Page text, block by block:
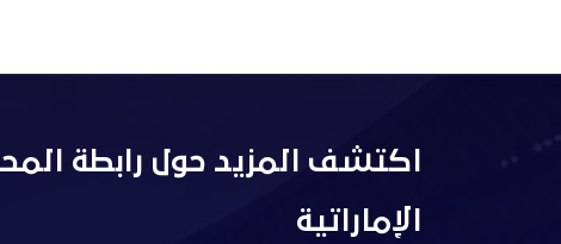
اكتشف المزيد حول رابطة
الإماراتية